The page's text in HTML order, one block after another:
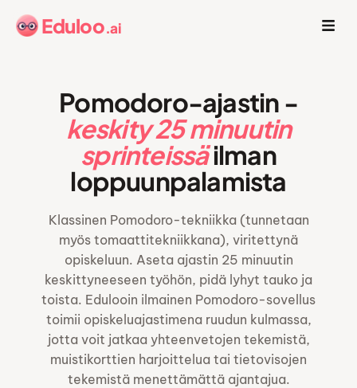
Eduloo.ai
Pomodoro-ajastin -
keskity 25 minuutin
sprinteissäilman
loppuunpalamista
Klassinen Pomodoro-tekniikka (tunnetaan
myös tomaattitekniikkana), viritettynä
opiskeluun. Aseta ajastin 25 minuutin
keskittyneeseen työhön, pidä lyhyt tauko ja
toista. Edulooin ilmainen Pomodoro-sovellus
toimii opiskeluajastimena ruudun kulmassa,
jotta voit jatkaa yhteenvetojen tekemistä,
muistikorttien harjoittelua tai tietovisojen
tekemistä menettämättä ajantajua.